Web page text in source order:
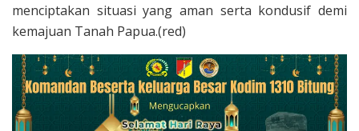
menciptakan situasi yang aman serta kondusif demi
kemajuan Tanah Papua.(red)